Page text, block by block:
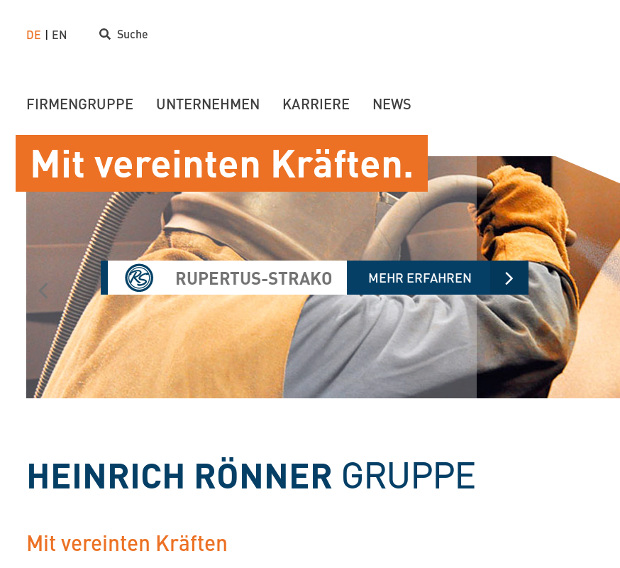
RUPERTUS-STRAKO MEHR ERFAHREN
HEINRICH RÖNNER GRUPPE
Mit vereinten Kräften
Mit vereinten Kräften.
DE EN Suche
FIRMENGRUPPE UNTERNEHMEN KARRIERE NEWS